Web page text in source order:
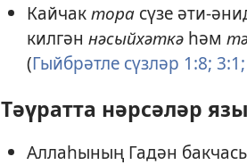
Кайчакторасүзе әти-
килгән нәсыйхәткәһәм
(Гыйбрәтле сүзләр 1:8; 3:1;
Тәүратта нәрсәләр
Аллаһының Гадән